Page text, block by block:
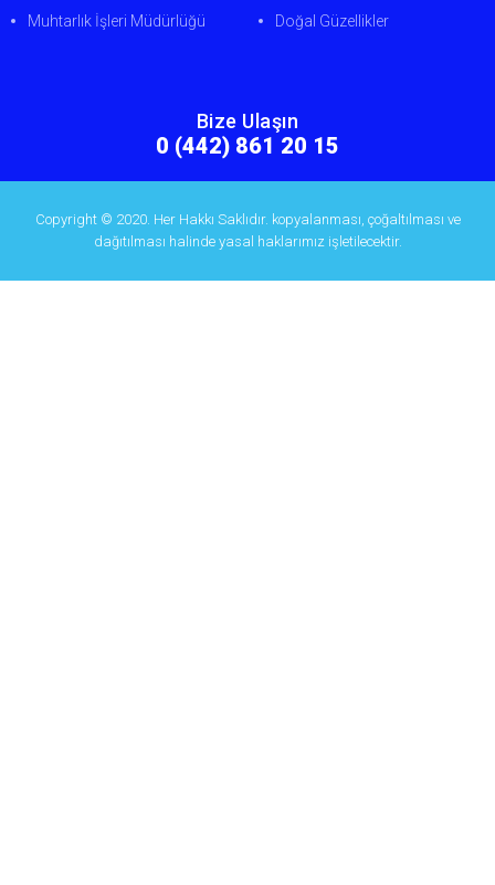
Muhtarlık İşleri Müdürlüğü
Doğal Güzellikler
Bize Ulaşın
0 (442) 861 20 15
Copyright © 2020. Her Hakkı Saklıdır. kopyalanması, çoğaltılması ve
dağıtılması halinde yasal haklarımız işletilecektir.